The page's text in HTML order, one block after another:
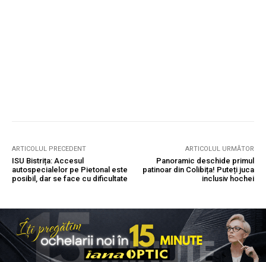
ARTICOLUL PRECEDENT
ISU Bistrița: Accesul
autospecialelor pe Pietonal este
posibil, dar se face cu dificultate
ARTICOLUL URMĂTOR
Panoramic deschide primul
patinoar din Colibița! Puteți juca
inclusiv hochei